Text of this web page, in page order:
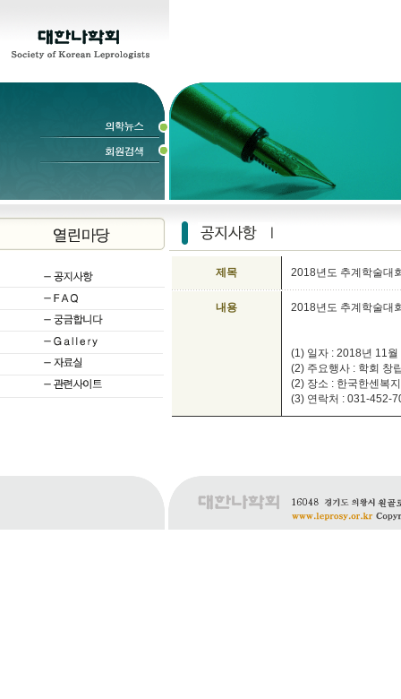
제목 2018년도 추계학술대
내용 2018년도 추계학술대
(1) 일자 : 2018년 11월
(2) 주요행사 : 학회 창
(2) 장소 : 한국한센복
(3) 연락처 : 031-452-